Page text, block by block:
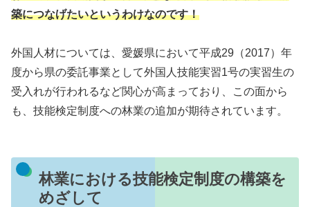
築につなげたいというわけなのです！
外国人材については、愛媛県において平成29（2017）年
度から県の委託事業として外国人技能実習1号の実習生の
受入れが行われるなど関心が高まっており、この面から
も、技能検定制度への林業の追加が期待されています。
林業における技能検定制度の構築を
めざして